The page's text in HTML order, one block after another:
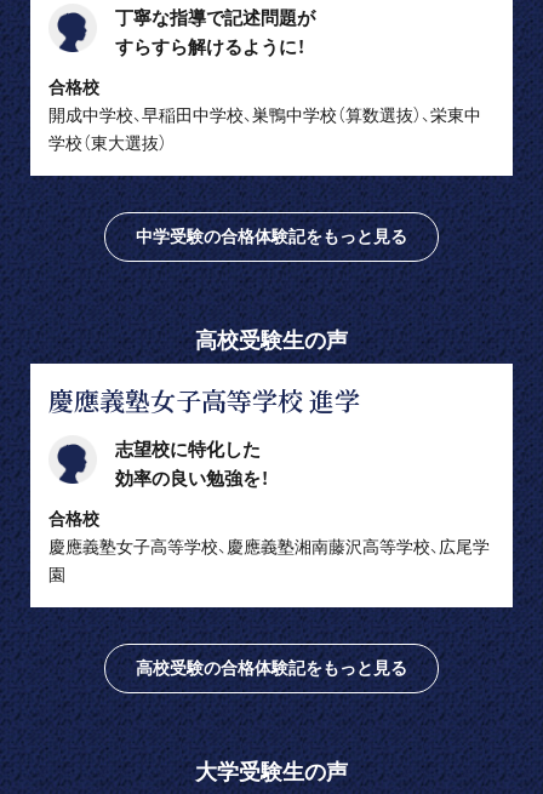
丁寧な指導で記述問題が
すらすら解けるように！
合格校
開成中学校、早稲田中学校、巣鴨中学校（算数選抜）、栄東中
学校（東大選抜）
中学受験の合格体験記をもっと見る
高校受験生の声
慶應義塾女子高等学校 進学
志望校に特化した
効率の良い勉強を！
合格校
慶應義塾女子高等学校、慶應義塾湘南藤沢高等学校、広尾学
園
高校受験の合格体験記をもっと見る
大学受験生の声